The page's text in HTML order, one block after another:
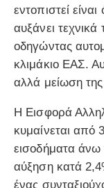
εντοπιστεί
αυξάνει
οδηγώντας
κλιμάκιο ΕΑΣ.
αλλά μείωση της
Η Εισφορά
κυμαίνεται από
εισοδήματα
αύξηση κατά
ένας